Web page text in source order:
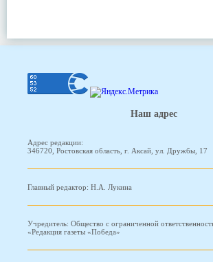
Наш адрес
Адрес редакции:
346720, Ростовская область, г. Аксай, ул. Дружбы, 17
Главный редактор: Н.А. Лукина
Учредитель: Общество с ограниченной
«Редакция газеты «Победа»